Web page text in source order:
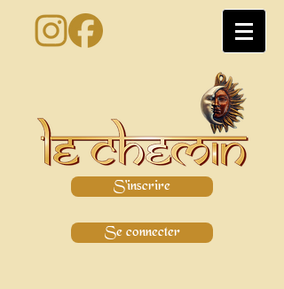
S'inscrire
Se connecter